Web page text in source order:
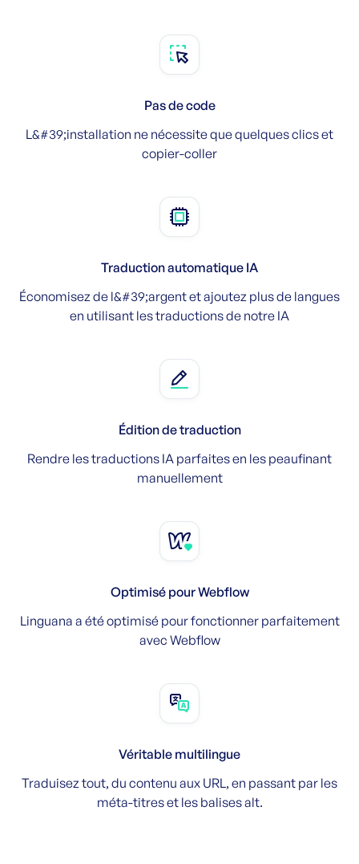
Pas de code
L&#39;installation ne nécessite que quelques clics et
copier-coller
Traduction automatique IA
Économisez de l&#39;argent et ajoutez plus de langues
en utilisant les traductions de notre IA
Édition de traduction
Rendre les traductions IA parfaites en les peaufinant
manuellement
Optimisé pour Webflow
Linguana a été optimisé pour fonctionner parfaitement
avec Webflow
Véritable multilingue
Traduisez tout, du contenu aux URL, en passant par les
méta-titres et les balises alt.